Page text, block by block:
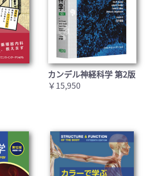
カンデル神経科学 第2版
￥15,950